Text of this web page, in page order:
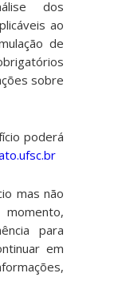
dos
ao
de
sobre
poderá
mas não
para
em